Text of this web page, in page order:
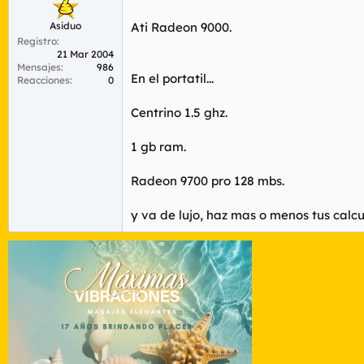
Asiduo
Registro
21 Mar 2004
Mensajes
986
Reacciones
0
Ati Radeon 9000.
En el portatil...
Centrino 1.5 ghz.
1 gb ram.
Radeon 9700 pro 128 mbs.
y va de lujo, haz mas o menos tus